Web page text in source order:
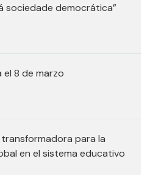
sociedade democrática”
8 de marzo
para la
en el sistema educativo